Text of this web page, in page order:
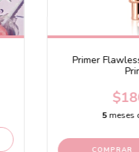
Primer
5meses